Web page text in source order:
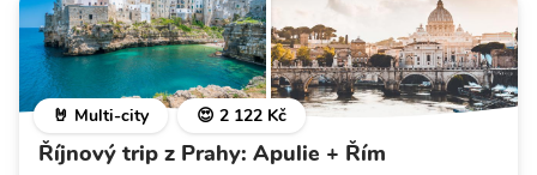
🤘 Multi-city 😍 2 122 Kč
Říjnový trip z Prahy: Apulie + Řím